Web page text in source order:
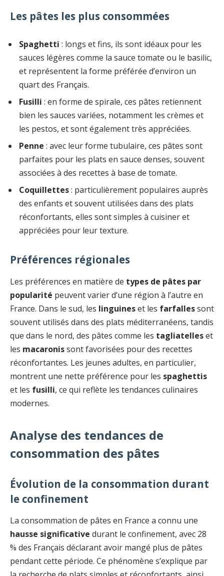
Les pâtes les plus consommées
Spaghetti : longs et fins, ils sont idéaux pour les
sauces légères comme la sauce tomate ou le basilic,
et représentent la forme préférée d’environ un
quart des Français.
Fusilli : en forme de spirale, ces pâtes retiennent
bien les sauces variées, notamment les crèmes et
les pestos, et sont également très appréciées.
Penne : avec leur forme tubulaire, ces pâtes sont
parfaites pour les plats en sauce denses, souvent
associées à des recettes à base de tomate.
Coquillettes: particulièrement populaires auprès
des enfants et souvent utilisées dans des plats
réconfortants, elles sont simples à cuisiner et
appréciées pour leur texture.
Préférences régionales
Les préférences en matière de types de pâtes par
popularité peuvent varier d’une région à l’autre en
France. Dans le sud, les linguineset les farfallessont
souvent utilisés dans des plats méditerranéens, tandis
que dans le nord, des pâtes comme les tagliatelleset
les macaronissont favorisées pour des recettes
réconfortantes. Les jeunes adultes, en particulier,
montrent une nette préférence pour les spaghettis
et les fusilli, ce qui reflète les tendances culinaires
modernes.
Analyse des tendances de
consommation des pâtes
Évolution de la consommation durant
le confinement
La consommation de pâtes en France a connu une
hausse significative durant le confinement, avec 28
% des Français déclarant avoir mangé plus de pâtes
pendant cette période. Ce phénomène s’explique par